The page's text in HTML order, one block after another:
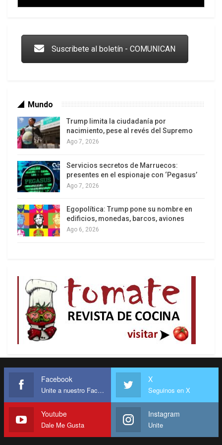
Los latinos le van dando la espalda a Trump
Suscribete al boletín - COMUNICAN
Mundo
Trump limita la ciudadanía por
nacimiento, pese al revés del Supremo
Ago 7, 2026
Servicios secretos de Marruecos:
presentes en el espionaje con ‘Pegasus’
Ago 7, 2026
Egopolítica: Trump pone su nombre en
edificios, monedas, barcos, aviones
Ago 6, 2026
Facebook
Unite a nuestro Facebook
X
Seguinos en X
Youtube
Dale Me Gusta
Instagram
Unite